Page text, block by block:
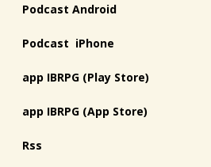
Podcast Android
Podcast iPhone
app IBRPG (Play Store)
app IBRPG (App Store)
Rss